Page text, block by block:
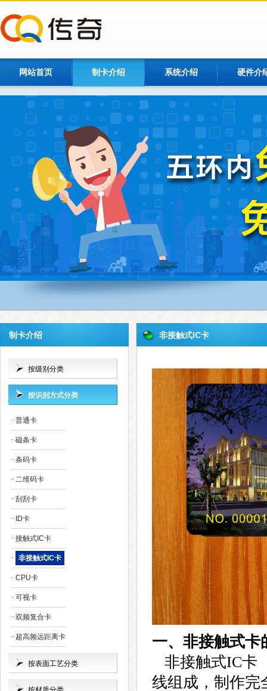
网站首页 制卡介绍 系统介绍 硬件介
制卡介绍
按级别分类
按识别方式分类
· 普通卡
· 磁条卡
· 条码卡
· 二维码卡
· 刮刮卡
· ID卡
· 接触式IC卡
· 非接触式IC卡
· CPU卡
· 可视卡
· 双频复合卡
· 超高频远距离卡
按表面工艺分类
非接触式IC卡
一、非接触式卡
非接触式IC卡
线组成，制作完